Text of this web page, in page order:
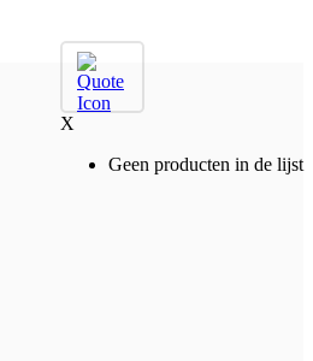
X
Geen producten in de lijst